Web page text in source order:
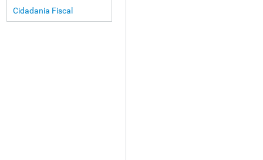
Cidadania Fiscal